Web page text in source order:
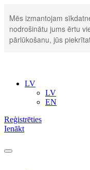
Mēs izmantojam
nodrošinātu jums ērtu
pārlūkošanu, jūs
LV
LV
EN
Reģistrēties
Ienākt